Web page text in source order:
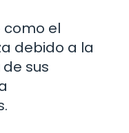
como el
debido a la
sus